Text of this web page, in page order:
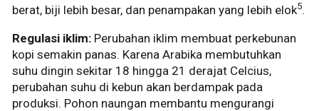
berat, biji lebih besar, dan penampakan yang lebih elok5.
Regulasi iklim: Perubahan iklim membuat perkebunan
kopi semakin panas. Karena Arabika membutuhkan
suhu dingin sekitar 18 hingga 21 derajat Celcius,
perubahan suhu di kebun akan berdampak pada
produksi. Pohon naungan membantu mengurangi